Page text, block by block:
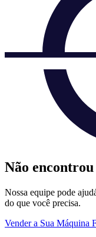
Não
Nossa equipe pode
do que você precisa.
Vender a Sua Máquina